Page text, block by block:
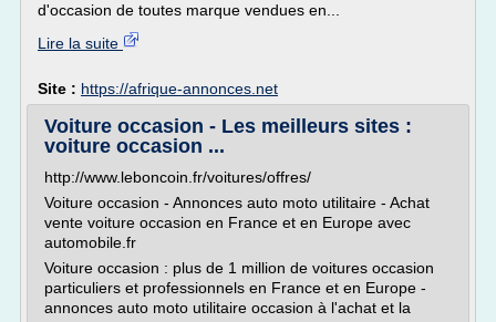
d'occasion de toutes marque vendues en...
Lire la suite
Site : https://afrique-annonces.net
Voiture occasion - Les meilleurs sites :
voiture occasion ...
http://www.leboncoin.fr/voitures/offres/
Voiture occasion - Annonces auto moto utilitaire - Achat
vente voiture occasion en France et en Europe avec
automobile.fr
Voiture occasion : plus de 1 million de voitures occasion
particuliers et professionnels en France et en Europe -
annonces auto moto utilitaire occasion à l'achat et la